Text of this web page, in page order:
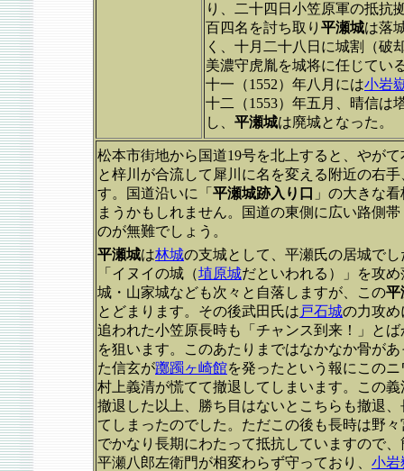
り、二十四日小笠原軍の抵抗
百四名を討ち取り 平瀬城は落
く、十月二十八日に城割（破
美濃守虎胤を城将に任じてい
十一（1552）年八月には小岩
十二（1553）年五月、晴信は
し、 平瀬城は廃城となった。
松本市街地から国道19号を北上すると、やが
と梓川が合流して犀川に名を変える附近の右
す。国道沿いに「 平瀬城跡入り口 」の大きな
まうかもしれません。国道の東側に広い路側
のが無難でしょう。
平瀬城は林城の支城として、平瀬氏の居城で
「イヌイの城（埴原城だといわれる）」を攻
城・山家城なども次々と自落しますが、この平
とどまります。その後武田氏は 戸石城の力攻め
追われた小笠原長時も「チャンス到来！」と
を狙います。このあたりまではなかなか骨が
た信玄が躑躅ヶ崎館を発ったという報にこの
村上義清が慌てて撤退してしまいます。この
撤退した以上、勝ち目はないとこちらも撤退
てしまったのでした。ただこの後も長時は野
でかなり長期にわたって抵抗していますので
平瀬八郎左衛門が相変わらず守っており、 小岩